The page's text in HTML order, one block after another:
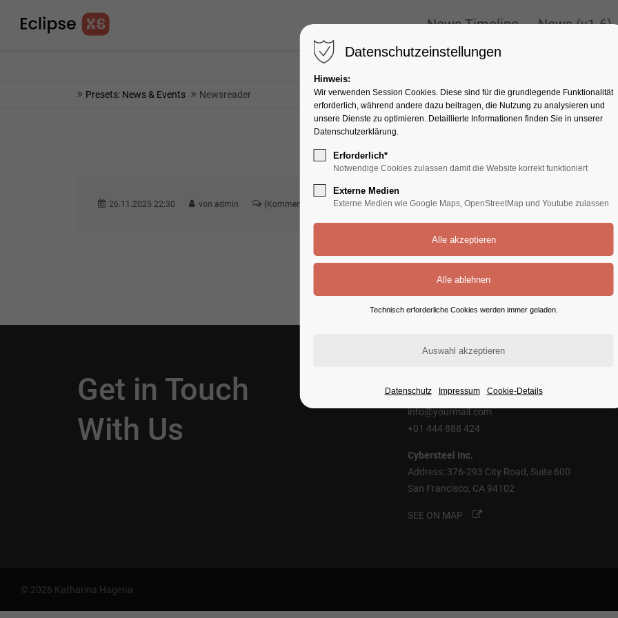
info@yourmail.com
News Timeline News (v1-6)
Presets: News & Events Newsreader
26.11.2025 22:30 von admin (Kommentare: 0)
Get in Touch
With Us
info@yourmail.com
+01 444 888 424
Cybersteel Inc.
Address: 376-293 City Road, Suite 600
San Francisco, CA 94102
SEE ON MAP
© 2026 Katharina Hagena
Datenschutzeinstellungen
Hinweis:
Wir verwenden Session Cookies. Diese sind für die grundlegende Funktionalität
erforderlich, während andere dazu beitragen, die Nutzung zu analysieren und
unsere Dienste zu optimieren. Detaillierte Informationen finden Sie in unserer
Datenschutzerklärung.
Erforderlich*
Notwendige Cookies zulassen damit die Website korrekt funktioniert
Externe Medien
Externe Medien wie Google Maps, OpenStreetMap und Youtube zulassen
Technisch erforderliche Cookies werden immer geladen.
Datenschutz Impressum Cookie-Details
News Timeline News (v1-6)